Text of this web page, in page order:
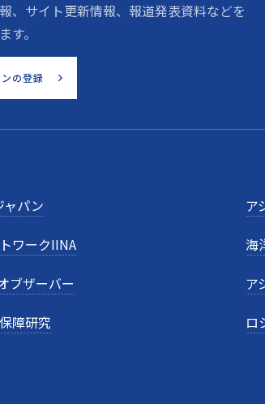
、サイト更新情報、報道発表資料などを
す。
の登録
ャパン
ア
ワークIINA
海
ブザーバー
ア
障研究
ロ